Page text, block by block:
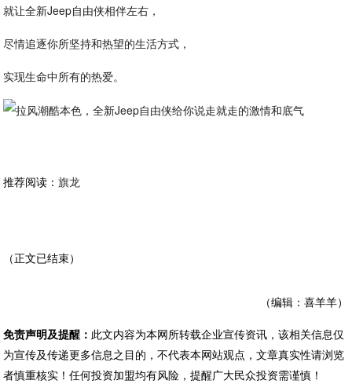
就让全新Jeep自由侠相伴左右，
尽情追逐你所坚持和热望的生活方式，
实现生命中所有的热爱。
推荐阅读：旗龙
（正文已结束）
（编辑：喜羊羊）
免责声明及提醒： 此文内容为本网所转载企业宣传资讯，该相关信息仅
为宣传及传递更多信息之目的，不代表本网站观点，文章真实性请浏览
者慎重核实！任何投资加盟均有风险，提醒广大民众投资需谨慎！